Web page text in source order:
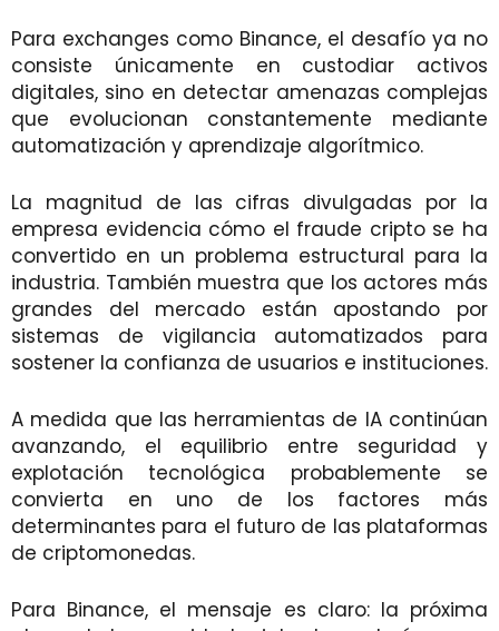
Para exchanges como Binance, el desafío ya no
consiste únicamente en custodiar activos
digitales, sino en detectar amenazas complejas
que evolucionan constantemente mediante
automatización y aprendizaje algorítmico.
La magnitud de las cifras divulgadas por la
empresa evidencia cómo el fraude cripto se ha
convertido en un problema estructural para la
industria. También muestra que los actores más
grandes del mercado están apostando por
sistemas de vigilancia automatizados para
sostener la confianza de usuarios e instituciones.
A medida que las herramientas de IA continúan
avanzando, el equilibrio entre seguridad y
explotación tecnológica probablemente se
convierta en uno de los factores más
determinantes para el futuro de las plataformas
de criptomonedas.
Para Binance, el mensaje es claro: la próxima